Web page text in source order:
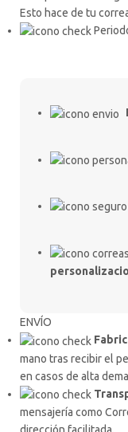
Esto hace de tu
ENVÍO
mano tras recibir el
en casos de alta
mensajería como